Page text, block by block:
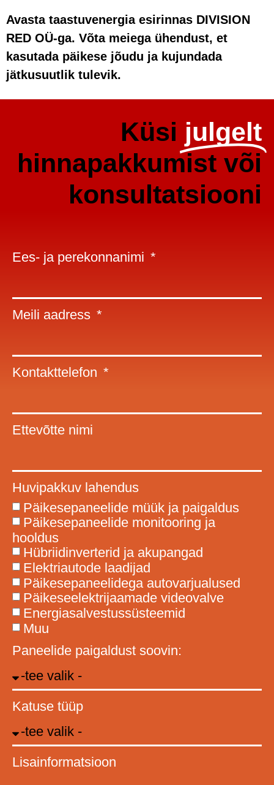
Avasta taastuvenergia esirinnas DIVISION
RED OÜ-ga. Võta meiega ühendust, et
kasutada päikese jõudu ja kujundada
jätkusuutlik tulevik.
Küsi julgelt
hinnapakkumist või
konsultatsiooni
Ees- ja perekonnanimi
Meili aadress
Kontakttelefon
Ettevõtte nimi
Huvipakkuv lahendus
Päikesepaneelide müük ja paigaldus
Päikesepaneelide monitooring ja
hooldus
Hübriidinverterid ja akupangad
Elektriautode laadijad
Päikesepaneelidega autovarjualused
Päikeseelektrijaamade videovalve
Energiasalvestussüsteemid
Muu
Paneelide paigaldust soovin:
Katuse tüüp
Lisainformatsioon